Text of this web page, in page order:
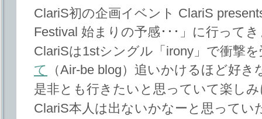
ClariS初の企画イベント ClariS
Festival 始まりの予感･･･」に行って
ClariSは1stシングル「irony」で衝撃
て
（Air-be blog）追いかけるほど好き
是非とも行きたいと思っていて楽し
ClariS本人は出ないかなーと思って